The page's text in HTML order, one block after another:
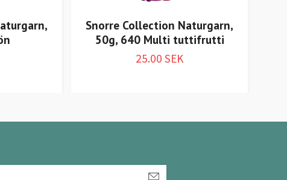
Snorre Collection Naturgarn,
50g, 640 Multi tuttifrutti
25.00 SEK